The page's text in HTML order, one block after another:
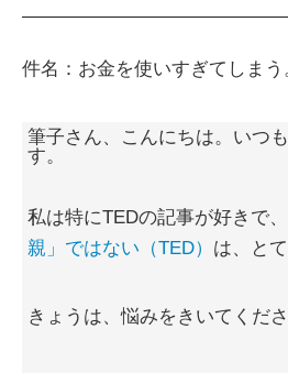
件名：お金を使いすぎてしまう
筆子さん、こんにちは。いつ
す。
私は特にTEDの記事が好きで、
親」ではない（TED） は、と
きょうは、悩みをきいてくださ